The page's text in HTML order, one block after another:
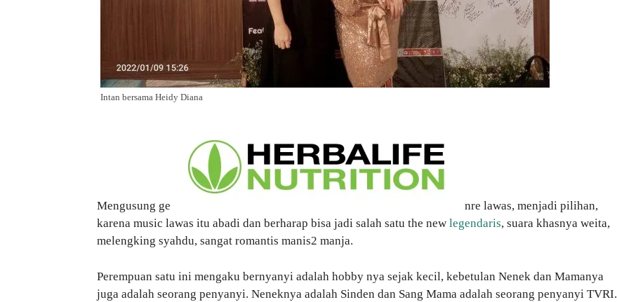
Intan bersama Heidy Diana
Mengusung ge
nre lawas, menjadi pilihan,
karena music lawas itu abadi dan berharap bisa jadi salah satu the new legendaris, suara khasnya weita,
melengking syahdu, sangat romantis manis2 manja.
Perempuan satu ini mengaku bernyanyi adalah hobby nya sejak kecil, kebetulan Nenek dan Mamanya
juga adalah seorang penyanyi. Neneknya adalah Sinden dan Sang Mama adalah seorang penyanyi TVRI.